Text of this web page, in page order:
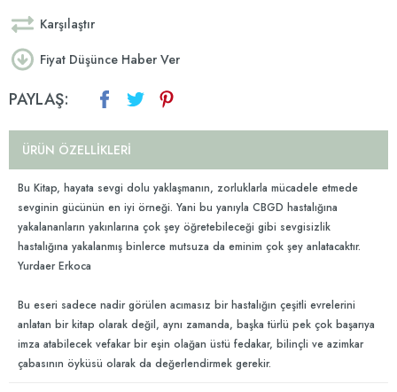
Karşılaştır
Fiyat Düşünce Haber Ver
PAYLAŞ:
ÜRÜN ÖZELLIKLERI
Bu Kitap, hayata sevgi dolu yaklaşmanın, zorluklarla mücadele etmede
sevginin gücünün en iyi örneği. Yani bu yanıyla CBGD hastalığına
yakalananların yakınlarına çok şey öğretebileceği gibi sevgisizlik
hastalığına yakalanmış binlerce mutsuza da eminim çok şey anlatacaktır.
Yurdaer Erkoca
Bu eseri sadece nadir görülen acımasız bir hastalığın çeşitli evrelerini
anlatan bir kitap olarak değil, aynı zamanda, başka türlü pek çok başarıya
imza atabilecek vefakar bir eşin olağan üstü fedakar, bilinçli ve azimkar
çabasının öyküsü olarak da değerlendirmek gerekir.